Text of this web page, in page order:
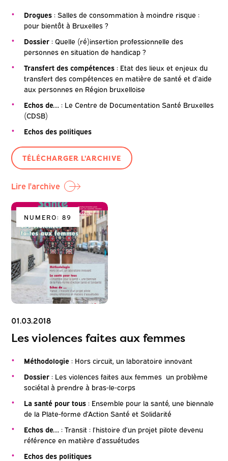
Drogues : Salles de consommation à moindre risque :
pour bientôt à Bruxelles ?
Dossier : Quelle (ré)insertion professionnelle des
personnes en situation de handicap ?
Transfert des compétences : Etat des lieux et enjeux du
transfert des compétences en matière de santé et d’aide
aux personnes en Région bruxelloise
Echos de… : Le Centre de Documentation Santé Bruxelles
(CDSB)
Echos des politiques
TÉLÉCHARGER L'ARCHIVE
Lire l'archive
NUMERO: 89
01.03.2018
Les violences faites aux femmes
Méthodologie : Hors circuit, un laboratoire innovant
Dossier : Les violences faites aux femmes un problème
sociétal à prendre à bras-le-corps
La santé pour tous : Ensemble pour la santé, une biennale
de la Plate-forme d’Action Santé et Solidarité
Echos de… : Transit : l’histoire d’un projet pilote devenu
référence en matière d’assuétudes
Echos des politiques